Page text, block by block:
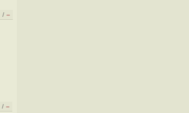
/ –
/ –